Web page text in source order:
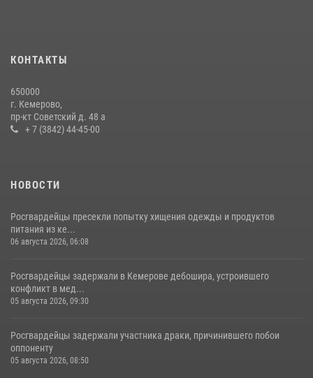
20 июля 2026, 08:52
гипермаркета товары на 13 тысяч рублей (ВИДЕО)
16 июля 2026, 06:43
КОНТАКТЫ
650000
г. Кемерово,
пр-кт Советский д. 48 а
+ 7 (3842) 44-45-00
НОВОСТИ
Росгвардейцы пресекли попытку хищения одежды и продуктов
питания из ке...
06 августа 2026, 06:08
Росгвардейцы задержали в Кемерове дебошира, устроившего
конфликт в мед...
05 августа 2026, 09:30
Росгвардейцы задержали участника драки, причинившего побои
оппоненту
05 августа 2026, 08:50